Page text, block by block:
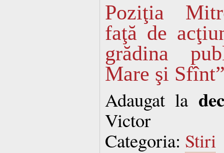
Poziţia
faţă de
grădina
Mare şi
Adaugat la
Victor
Categoria: Stiri